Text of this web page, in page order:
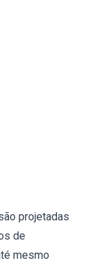
projetadas
de
mesmo